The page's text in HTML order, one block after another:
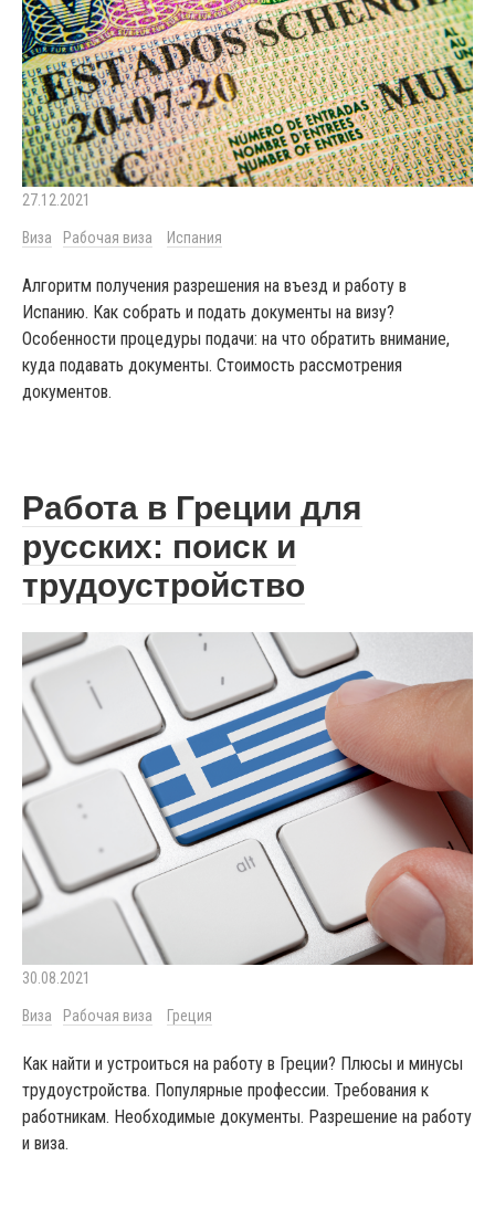
27.12.2021
Виза Рабочая виза Испания
Алгоритм получения разрешения на въезд и работу в
Испанию. Как собрать и подать документы на визу?
Особенности процедуры подачи: на что обратить внимание,
куда подавать документы. Стоимость рассмотрения
документов.
Работа в Греции для
русских: поиск и
трудоустройство
30.08.2021
Виза Рабочая виза Греция
Как найти и устроиться на работу в Греции? Плюсы и минусы
трудоустройства. Популярные профессии. Требования к
работникам. Необходимые документы. Разрешение на работу
и виза.